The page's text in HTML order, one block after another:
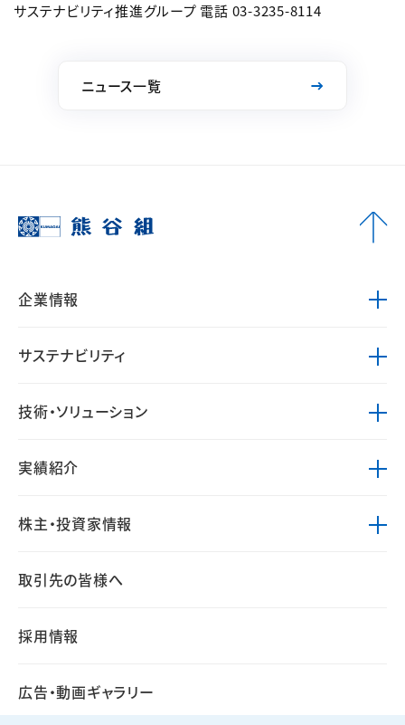
サステナビリティ推進グループ 電話 03-3235-8114
ニュース一覧
企業情報
サステナビリティ
技術・ソリューション
実績紹介
株主・投資家情報
取引先の皆様へ
採用情報
広告・動画ギャラリー